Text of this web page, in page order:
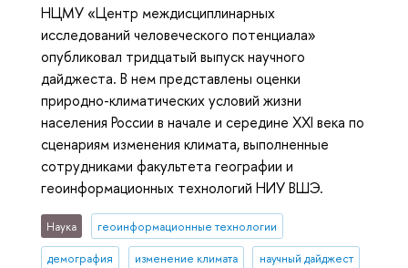
НЦМУ «Центр междисциплинарных
исследований человеческого потенциала»
опубликовал тридцатый выпуск научного
дайджеста. В нем представлены оценки
природно-климатических условий жизни
населения России в начале и середине XXI века по
сценариям изменения климата, выполненные
сотрудниками факультета географии и
геоинформационных технологий НИУ ВШЭ.
Наука геоинформационные технологии
демография изменение климата научный дайджест